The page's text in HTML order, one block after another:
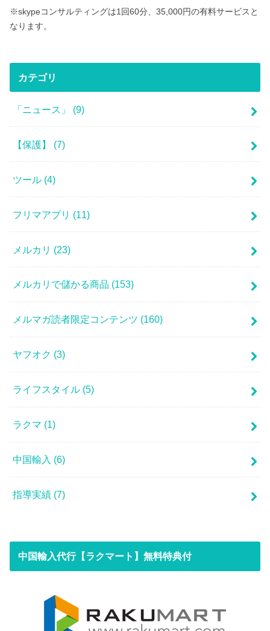
※skypeコンサルティングは1回60分、35,000円の有料サービスと
なります。
カテゴリ
「ニュース」 (9)
【保護】 (7)
ツール (4)
フリマアプリ (11)
メルカリ (23)
メルカリで儲かる商品 (153)
メルマガ読者限定コンテンツ (160)
ヤフオク (3)
ライフスタイル (5)
ラクマ (1)
中国輸入 (6)
指導実績 (7)
中国輸入代行【ラクマート】無料特典付